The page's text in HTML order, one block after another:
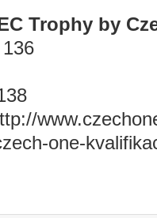
Trophy by
one-